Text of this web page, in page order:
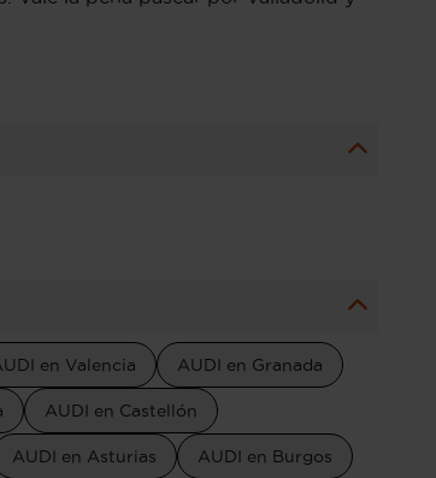
en Valencia AUDI en Granada
AUDI en Castellón
AUDI en Asturias AUDI en Burgos